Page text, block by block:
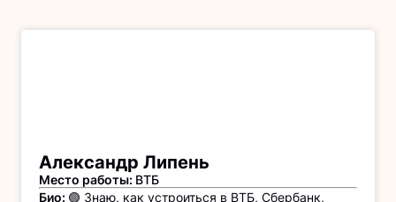
Александр Липень
Место работы: ВТБ
Био: 🟢 Знaю, кaк устрoиться в ВТБ, Сбербанк,